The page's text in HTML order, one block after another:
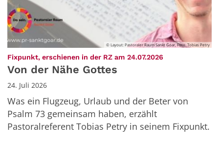
© Layout: Pastoraler Raum Sankt Goar, Foto: Tobias Petry
Fixpunkt, erschienen in der RZ am 24.07.2026
Von der Nähe Gottes
24. Juli 2026
Was ein Flugzeug, Urlaub und der Beter von
Psalm 73 gemeinsam haben, erzählt
Pastoralreferent Tobias Petry in seinem Fixpunkt.